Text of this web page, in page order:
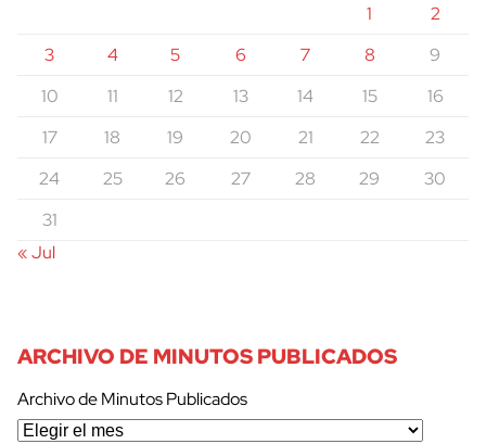
1
2
3
4 5 6 7 8
9
10
11 12 13 14 15
16
17
18 19 20 21 22
23
24
25 26 27 28 29
30
31
« Jul
ARCHIVO DE MINUTOS PUBLICADOS
Archivo de Minutos Publicados